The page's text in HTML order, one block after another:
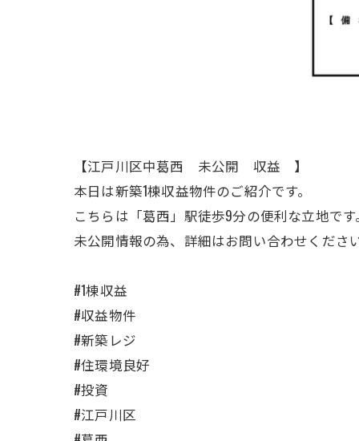
【江戸川区中葛西 未公開 収益 】
本日は新築1棟収益物件のご紹介です。
こちらは「葛西」駅徒歩9分の便利な立地です
未公開情報の為、詳細はお問い合わせくださ
#1棟収益
#収益物件
#新築レジ
#住環境良好
#投資
#江戸川区